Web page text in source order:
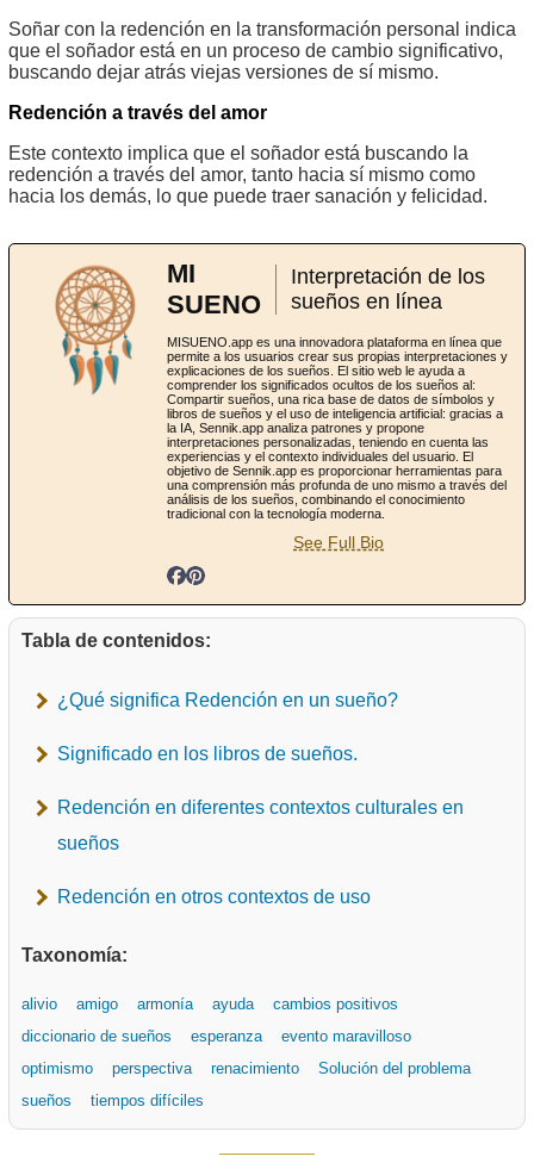
Soñar con la redención en la transformación personal indica
que el soñador está en un proceso de cambio significativo,
buscando dejar atrás viejas versiones de sí mismo.
Redención a través del amor
Este contexto implica que el soñador está buscando la
redención a través del amor, tanto hacia sí mismo como
hacia los demás, lo que puede traer sanación y felicidad.
MI
SUENO
Interpretación de los
sueños en línea
MISUENO.app es una innovadora plataforma en línea que
permite a los usuarios crear sus propias interpretaciones y
explicaciones de los sueños. El sitio web le ayuda a
comprender los significados ocultos de los sueños al:
Compartir sueños, una rica base de datos de símbolos y
libros de sueños y el uso de inteligencia artificial: gracias a
la IA, Sennik.app analiza patrones y propone
interpretaciones personalizadas, teniendo en cuenta las
experiencias y el contexto individuales del usuario. El
objetivo de Sennik.app es proporcionar herramientas para
una comprensión más profunda de uno mismo a través del
análisis de los sueños, combinando el conocimiento
tradicional con la tecnología moderna.
See Full Bio
Tabla de contenidos:
¿Qué significa Redención en un sueño?
Significado en los libros de sueños.
Redención en diferentes contextos culturales en
sueños
Redención en otros contextos de uso
Taxonomía:
alivio amigo armonía ayuda
cambios positivos
diccionario de sueños
esperanza
evento maravilloso
optimismo
perspectiva renacimiento
Solución del problema
sueños
tiempos difíciles